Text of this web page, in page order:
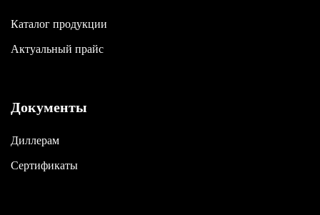
Каталог продукции
Актуальный прайс
Документы
Диллерам
Сертификаты